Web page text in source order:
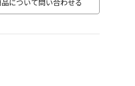
について問い合わせる